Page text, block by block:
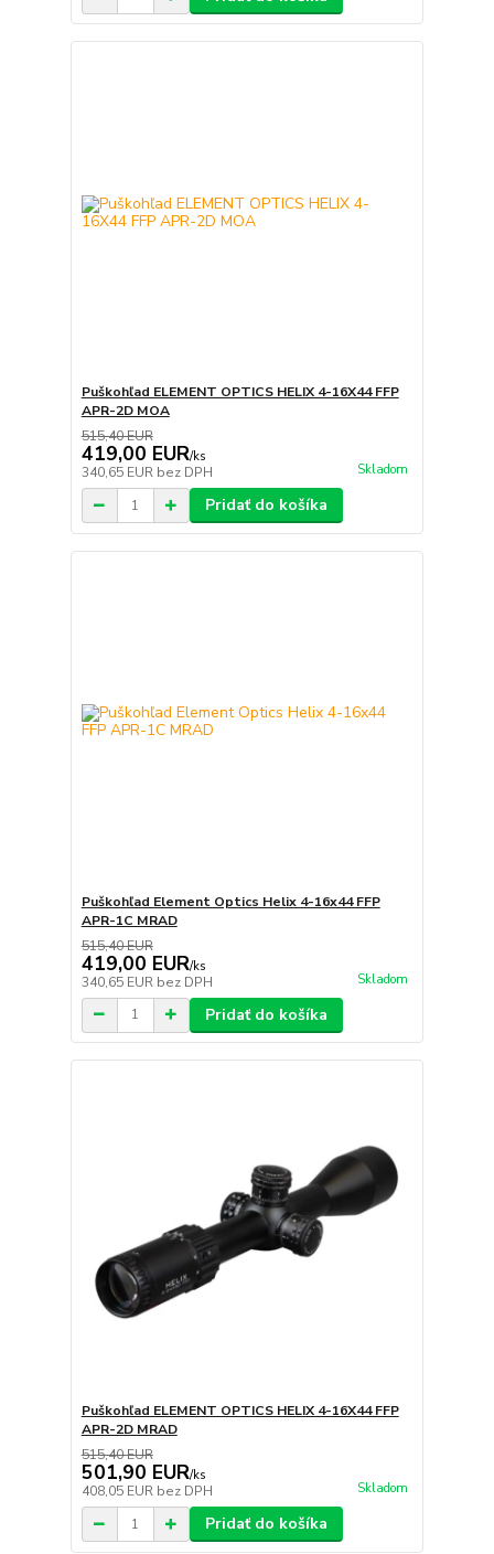
Puškohľad ELEMENT OPTICS HELIX 4-16X44 FFP
APR-2D MOA
515,40 EUR
419,00 EUR/ks
340,65 EUR bez DPH Skladom
Pridať do košíka
Puškohľad Element Optics Helix 4-16x44 FFP
APR-1C MRAD
515,40 EUR
419,00 EUR/ks
340,65 EUR bez DPH Skladom
Pridať do košíka
Puškohľad ELEMENT OPTICS HELIX 4-16X44 FFP
APR-2D MRAD
515,40 EUR
501,90 EUR/ks
408,05 EUR bez DPH Skladom
Pridať do košíka